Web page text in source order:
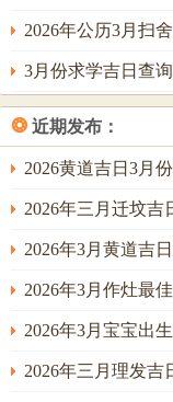
2026年公历3月扫
3月份求学吉日查询
❂ 近期发布：
2026黄道吉日3月
2026年三月迁坟吉
2026年3月黄道吉
2026年3月作灶最
2026年3月宝宝出
2026年三月理发吉